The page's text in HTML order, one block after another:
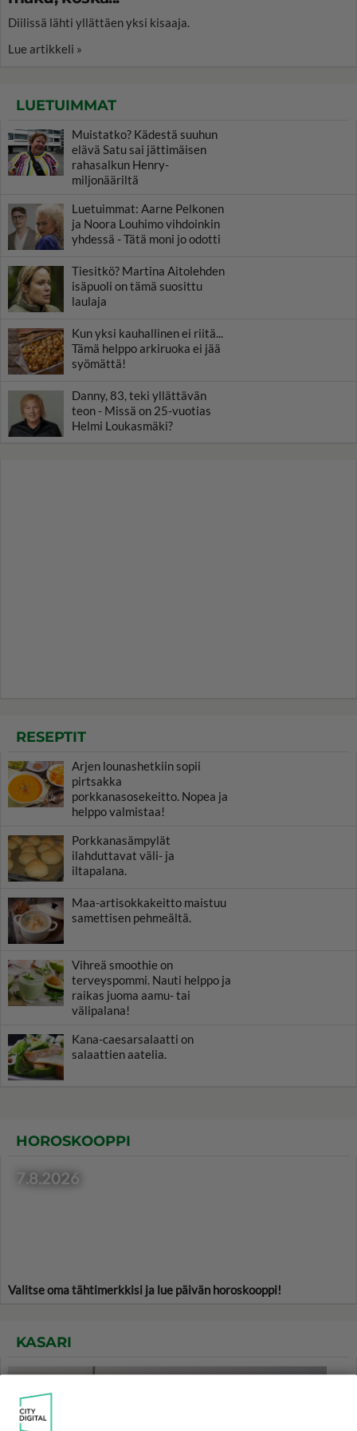
Diilissä lähti yllättäen yksi kisaaja.
Lue artikkeli »
LUETUIMMAT
Muistatko? Kädestä suuhun
elävä Satu sai jättimäisen
rahasalkun Henry-
miljonääriltä
Luetuimmat: Aarne Pelkonen
ja Noora Louhimo vihdoinkin
yhdessä - Tätä moni jo odotti
Tiesitkö? Martina Aitolehden
isäpuoli on tämä suosittu
laulaja
Kun yksi kauhallinen ei riitä...
Tämä helppo arkiruoka ei jää
syömättä!
Danny, 83, teki yllättävän
teon - Missä on 25-vuotias
Helmi Loukasmäki?
RESEPTIT
Arjen lounashetkiin sopii
pirtsakka
porkkanasosekeitto. Nopea ja
helppo valmistaa!
Porkkanasämpylät
ilahduttavat väli- ja
iltapalana.
Maa-artisokkakeitto maistuu
samettisen pehmeältä.
Vihreä smoothie on
terveyspommi. Nauti helppo ja
raikas juoma aamu- tai
välipalana!
Kana-caesarsalaatti on
salaattien aatelia.
HOROSKOOPPI
7.8.2026
Valitse oma tähtimerkkisi ja lue päivän horoskooppi!
KASARI